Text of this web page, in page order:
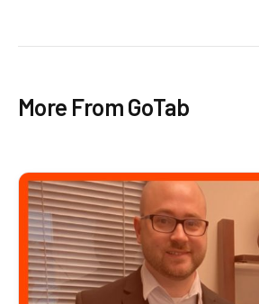
More From GoTab